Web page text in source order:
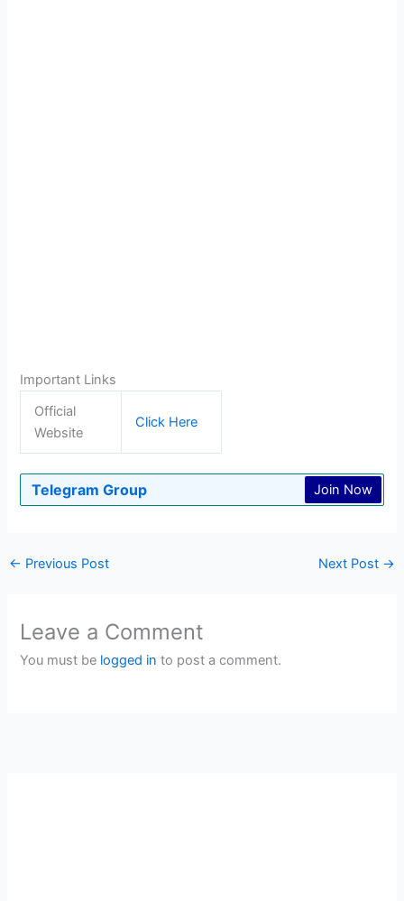
Important Links
Official
Website
Click Here
Telegram Group Join Now
← Previous Post Next Post →
Leave a Comment
You must be logged in to post a comment.